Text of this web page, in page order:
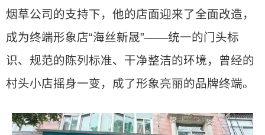
烟草公司的支持下，他的店面迎来了全面改造，
成为终端形象店“海丝新晟”——统一的门头标
识、规范的陈列标准、干净整洁的环境，曾经的
村头小店摇身一变，成了形象亮丽的品牌终端。